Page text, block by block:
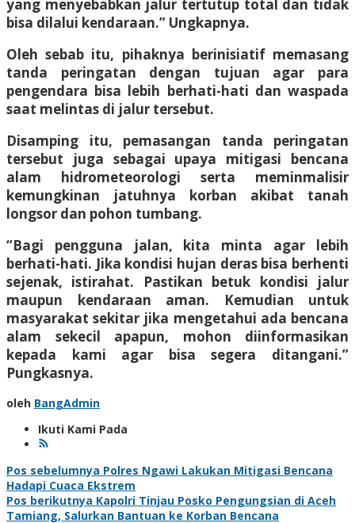
yang menyebabkan jalur tertutup total dan tidak
bisa dilalui kendaraan.” Ungkapnya.
Oleh sebab itu, pihaknya berinisiatif memasang
tanda peringatan dengan tujuan agar para
pengendara bisa lebih berhati-hati dan waspada
saat melintas di jalur tersebut.
Disamping itu, pemasangan tanda peringatan
tersebut juga sebagai upaya mitigasi bencana
alam hidrometeorologi serta meminmalisir
kemungkinan jatuhnya korban akibat tanah
longsor dan pohon tumbang.
“Bagi pengguna jalan, kita minta agar lebih
berhati-hati. Jika kondisi hujan deras bisa berhenti
sejenak, istirahat. Pastikan betuk kondisi jalur
maupun kendaraan aman. Kemudian untuk
masyarakat sekitar jika mengetahui ada bencana
alam sekecil apapun, mohon diinformasikan
kepada kami agar bisa segera ditangani.”
Pungkasnya.
oleh BangAdmin
Ikuti Kami Pada
Navigasi
pos
Pos sebelumnya Polres Ngawi Lakukan Mitigasi Bencana
Hadapi Cuaca Ekstrem
Pos berikutnya Kapolri Tinjau Posko Pengungsian di Aceh
Tamiang, Salurkan Bantuan ke Korban Bencana